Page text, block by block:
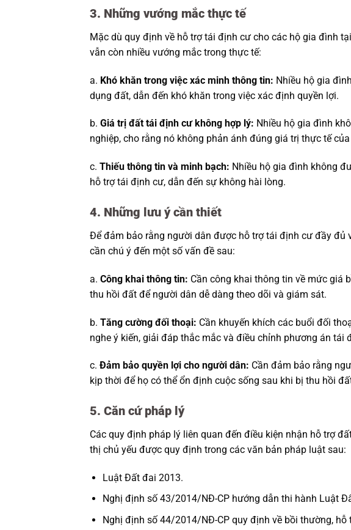
3. Những vướng mắc thực tế
Mặc dù quy định về hỗ trợ tái định cư cho các hộ gia đình
vẫn còn nhiều vướng mắc trong thực tế:
a. Khó khăn trong việc xác minh thông tin: Nhiều hộ gia
dụng đất, dẫn đến khó khăn trong việc xác định quyền lợi.
b. Giá trị đất tái định cư không hợp lý: Nhiều hộ gia đình
nghiệp, cho rằng nó không phản ánh đúng giá trị thực tế
c. Thiếu thông tin và minh bạch: Nhiều hộ gia đình không
hỗ trợ tái định cư, dẫn đến sự không hài lòng.
4. Những lưu ý cần thiết
Để đảm bảo rằng người dân được hỗ trợ tái định cư đầy đủ
cần chú ý đến một số vấn đề sau:
a. Công khai thông tin: Cần công khai thông tin về mức giá
thu hồi đất để người dân dễ dàng theo dõi và giám sát.
b. Tăng cường đối thoại: Cần khuyến khích các buổi đối
nghe ý kiến, giải đáp thắc mắc và điều chỉnh phương án tái
c. Đảm bảo quyền lợi cho người dân: Cần đảm bảo rằng
kịp thời để họ có thể ổn định cuộc sống sau khi bị thu hồi
5. Căn cứ pháp lý
Các quy định pháp lý liên quan đến điều kiện nhận hỗ trợ
thị chủ yếu được quy định trong các văn bản pháp luật sau:
Luật Đất đai 2013.
Nghị định số 43/2014/NĐ-CP hướng dẫn thi hành Luật
Nghị định số 44/2014/NĐ-CP quy định về bồi thường,